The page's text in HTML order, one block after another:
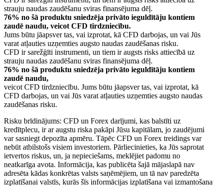
strauju naudas zaudēšanu sviras finansējuma dēļ.
76% no šā produktu sniedzēja privāto ieguldītāju kontiem
zaudē naudu, veicot CFD tirdzniecību.
Jums būtu jāapsver tas, vai izprotat, kā CFD darbojas, un vai Jūs
varat atļauties uzņemties augsto naudas zaudēšanas risku.
CFD ir sarežģīti instrumenti, un tiem ir augsts risks attiecībā uz
strauju naudas zaudēšanu sviras finansējuma dēļ.
76% no šā produktu sniedzēja privāto ieguldītāju kontiem
zaudē naudu,
veicot CFD tirdzniecību. Jums būtu jāapsver tas, vai izprotat, kā
CFD darbojas, un vai Jūs varat atļauties uzņemties augsto naudas
zaudēšanas risku.
Risku brīdinājums: CFD un Forex darījumi, kas balstīti uz
kredītplecu, ir ar augstu riska pakāpi Jūsu kapitālam, jo zaudējumi
var sasniegt depozīta apmēru. Tāpēc CFD un Forex treidings var
nebūt atbilstošs visiem investoriem. Pārliecinieties, ka Jūs saprotat
ietvertos riskus, un, ja nepieciešams, meklējiet padomu no
neatkarīga avota. Informācija, kas publicēta šajā mājaslapā nav
adresēta kādas konkrētas valsts saņēmējiem, un tā nav paredzēta
izplatīšanai valstīs, kurās šīs informācijas izplatīšana vai izmantošana